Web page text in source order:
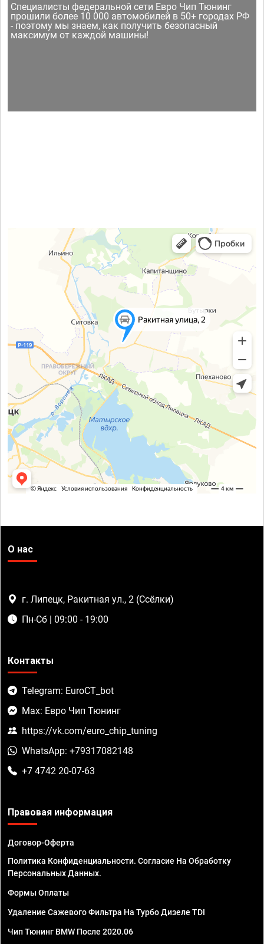
Специалисты федеральной сети Евро Чип Тюнинг
прошили более 10 000 автомобилей в 50+ городах РФ
- поэтому мы знаем, как получить безопасный
максимум от каждой машины!
О нас
г. Липецк, Ракитная ул., 2 (Ссёлки)
Пн-Сб | 09:00 - 19:00
Контакты
Telegram: EuroCT_bot
Max: Евро Чип Тюнинг
https://vk.com/euro_chip_tuning
WhatsApp: +79317082148
+7 4742 20-07-63
Правовая информация
Договор-Оферта
Политика Конфиденциальности. Согласие На Обработку
Персональных Данных.
Формы Оплаты
Удаление Сажевого Фильтра На Турбо Дизеле TDI
Чип Тюнинг BMW После 2020.06